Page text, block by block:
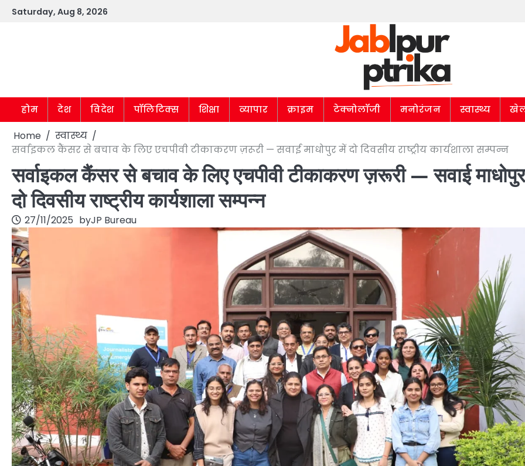
SkipSaturday, Aug 8, 2026
होम देश विदेश पॉलिटिक्स शिक्षा व्यापार क्राइम टेक्नोलॉजी मनोरंजन स्वास्थ्य
Home
स्वास्थ्य
सर्वाइकल कैंसर से बचाव के लिए एचपीवी टीकाकरण ज़रूरी — सवाई माधोपुर में दो दिवसीय राष्ट्रीय कार्यशाला सम्पन्न
सर्वाइकल कैंसर से बचाव के लिए एचपीवी टीकाकरण ज़रूरी — सवाई
दो दिवसीय राष्ट्रीय कार्यशाला सम्पन्न
27/11/2025 byJP Bureau